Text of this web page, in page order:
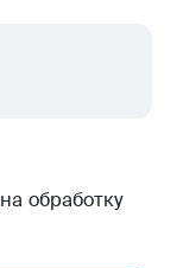
на обработку